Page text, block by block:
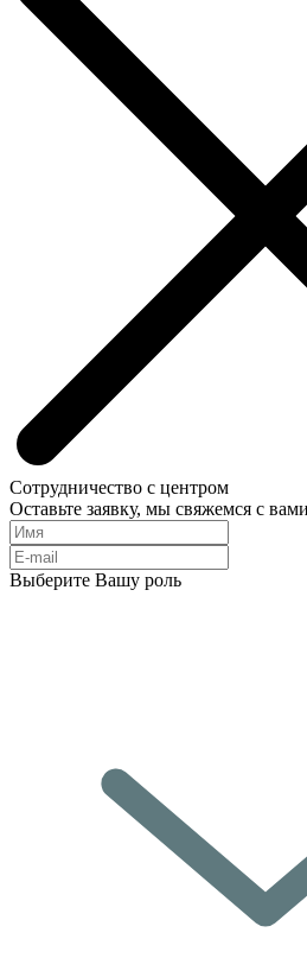
Сотрудничество с центром
Оставьте заявку, мы свяжемся с
Выберите Вашу роль